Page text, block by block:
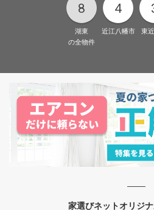
8
湖東
の全物件
4
近江八幡市 東
家選びネットオリジ